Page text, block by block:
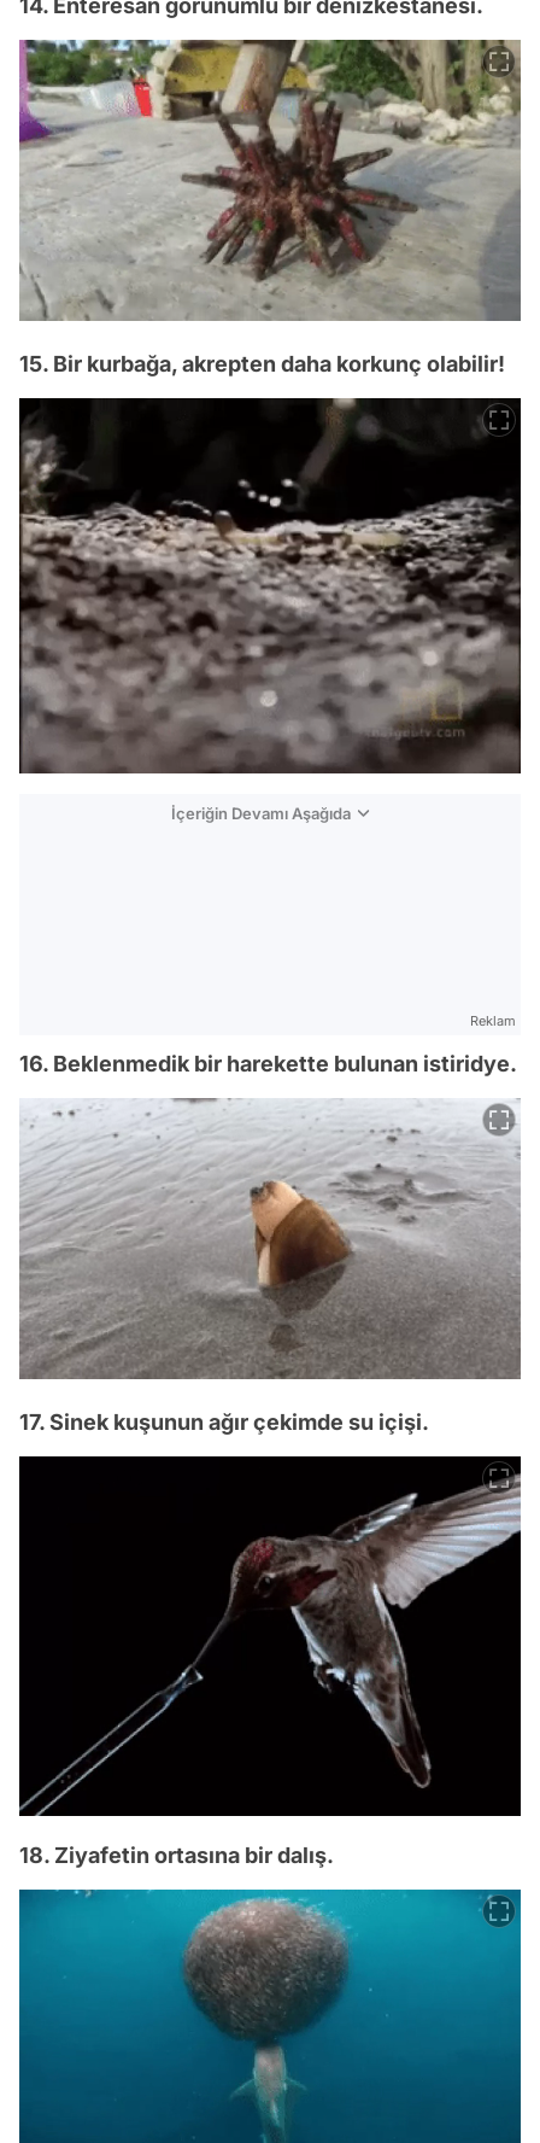
14. Enteresan görünümlü bir denizkestanesi.
15. Bir kurbağa, akrepten daha korkunç olabilir!
İçeriğin Devamı Aşağıda
Reklam
16. Beklenmedik bir harekette bulunan istiridye.
17. Sinek kuşunun ağır çekimde su içişi.
18. Ziyafetin ortasına bir dalış.